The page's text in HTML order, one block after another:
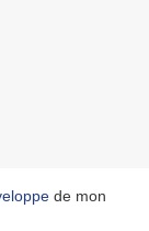
de mon